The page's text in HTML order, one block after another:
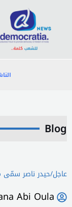
المحتوى
Blog
عاجل/حيدر ناصر سمّى
Abi Oula